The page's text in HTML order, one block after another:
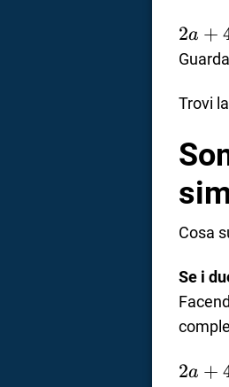
2a +
4a =
= 6a
2a +
Trovi
Cosa
Se i
2a
2a +